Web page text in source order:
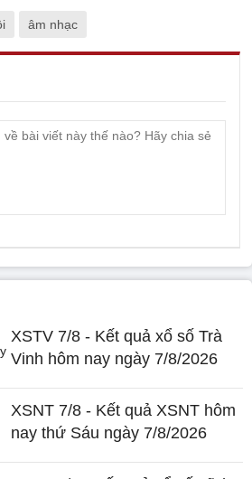
âm nhạc
XSTV 7/8 - Kết quả xổ số Trà
Vinh hôm nay ngày 7/8/2026
XSNT 7/8 - Kết quả XSNT hôm
nay thứ Sáu ngày 7/8/2026